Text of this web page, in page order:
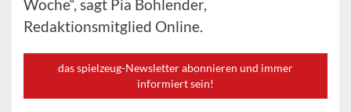
Woche“, sagt Pia Bohlender,
Redaktionsmitglied Online.
das spielzeug-Newsletter abonnieren und immer
informiert sein!